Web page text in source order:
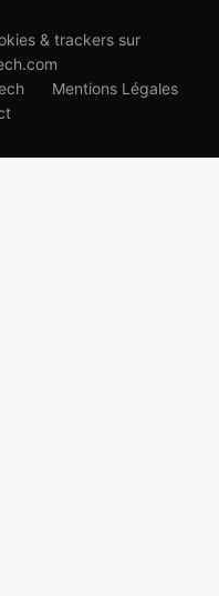
& trackers sur
Mentions Légales